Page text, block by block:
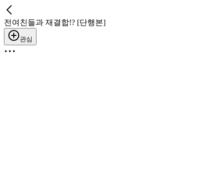
전여친들과 재결합!? [단행본]
관심